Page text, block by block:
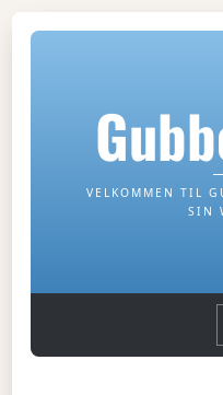
VELKOMMEN TIL
SIN